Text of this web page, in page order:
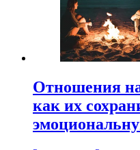
Отношения
как их